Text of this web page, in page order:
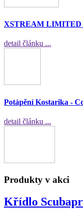
XSTREAM
detail článku ...
Potápění Kostarika -
detail článku ...
Produkty v akci
Křídlo